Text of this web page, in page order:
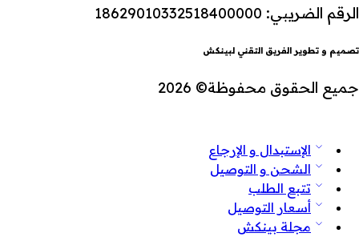
الرقم الضريبي: 18629010332518400000
تصميم و تطوير الفريق التقني لبينكش
جميع الحقوق محفوظة© 2026
الإستبدال و الإرجاع
الشحن و التوصيل
تتبع الطلب
أسعار التوصيل
مجلة بينكش